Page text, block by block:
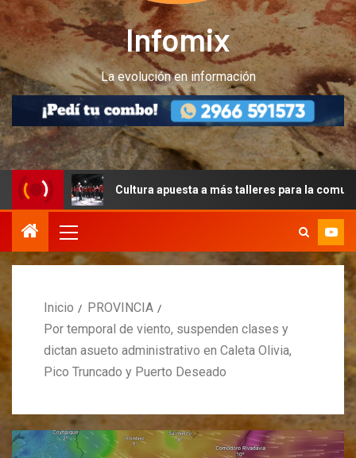
Infomix
La evolución en información
Cultura apuesta a más talleres para la comunidad
Inicio
PROVINCIA
Por temporal de viento, suspenden clases y
dictan asueto administrativo en Caleta Olivia,
Pico Truncado y Puerto Deseado